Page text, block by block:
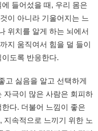
들어섰을 때, 우리 몸은
이 아니라 기울어지는 느
위치를 알게 하는 뇌에서
지 움직여서 힘을 덜 들이
도록 반응한다.
고 싫음을 알고 선택하게
자극이 많은 사람은 회피하
다. 더불어 느낌이 좋은
지속적으로 느끼기 위한 노